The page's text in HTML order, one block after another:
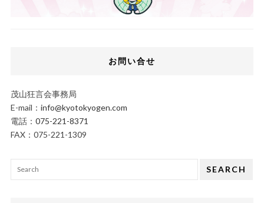
お問い合せ
茂山狂言会事務局
E-mail： info@kyotokyogen.com
電話： 075-221-8371
FAX：075-221-1309
SEARCH